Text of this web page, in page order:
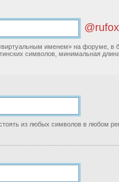
именем» на форуме, в
символов, минимальная
из любых символов в любом